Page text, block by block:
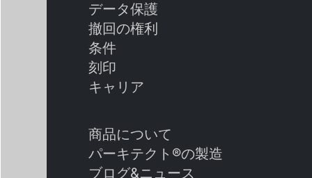
データ保護
撤回の権利
条件
刻印
キャリア
商品について
パーキテクト®の製造
ブログ&ニュース